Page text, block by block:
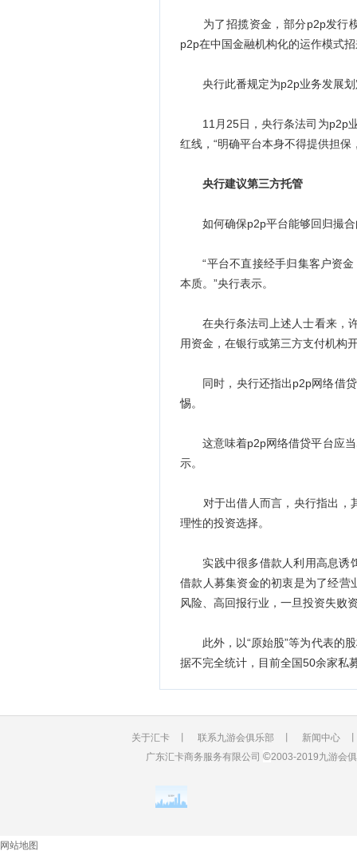
为了招揽资金，部分p2p发行模
p2p在中国金融机构化的运作模式
央行此番规定为p2p业务发展划
11月25日，央行条法司为p2p业
红线，“明确平台本身不得提供担
央行建议第三方托管
如何确保p2p平台能够回归撮合
“平台不直接经手归集客户资金
本质。”央行表示。
在央行条法司上述人士看来，许
用资金，在银行或第三方支付机构
同时，央行还指出p2p网络借贷
惕。
这意味着p2p网络借贷平台应当
示。
对于出借人而言，央行指出，其
理性的投资选择。
实践中很多借款人利用高息诱饵
借款人募集资金的初衷是为了经营
风险、高回报行业，一旦投资失败
此外，以“原始股”等为代表的股
据不完全统计，目前全国50余家私
关于汇卡 联系九游会俱乐部 新闻中心
广东汇卡商务服务有限公司 ©2003-2019九游会
网站地图